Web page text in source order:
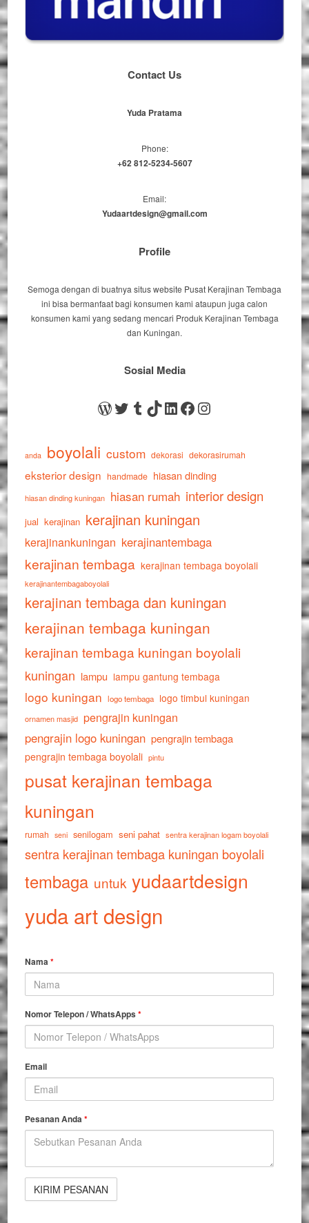
Contact Us
Yuda Pratama
Phone:
+62 812-5234-5607
Email:
Yudaartdesign@gmail.com
Profile
Semoga dengan di buatnya situs website Pusat Kerajinan Tembaga
ini bisa bermanfaat bagi konsumen kami ataupun juga calon
konsumen kami yang sedang mencari Produk Kerajinan Tembaga
dan Kuningan.
Sosial Media
WordPress
Twitter
Tumblr
TikTok
LinkedIn
Facebook
Instagram
anda boyolali custom dekorasi dekorasirumah
eksterior design handmade hiasan dinding
hiasan dinding kuningan hiasan rumah interior design
jual kerajinan kerajinan kuningan
kerajinankuningan kerajinantembaga
kerajinan tembaga kerajinan tembaga boyolali
kerajinantembagaboyolali
kerajinan tembaga dan kuningan
kerajinan tembaga kuningan
kerajinan tembaga kuningan boyolali
kuningan lampu lampu gantung tembaga
logo kuningan logo tembaga logo timbul kuningan
ornamen masjid pengrajin kuningan
pengrajin logo kuningan pengrajin tembaga
pengrajin tembaga boyolali pintu
pusat kerajinan tembaga
kuningan
rumah seni senilogam seni pahat sentra kerajinan logam boyolali
sentra kerajinan tembaga kuningan boyolali
tembaga untuk yudaartdesign
yuda art design
Nama*
Nomor Telepon / WhatsApps*
Email
Pesanan Anda*